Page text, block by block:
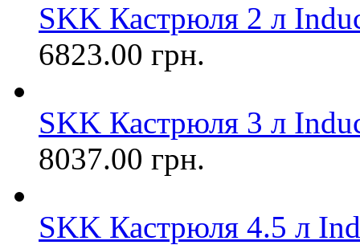
SKK Кастрюля 2 л
6823.00 грн.
SKK Кастрюля 3 л
8037.00 грн.
SKK Кастрюля 4.5 л